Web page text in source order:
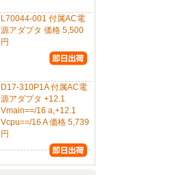
L70044-001 付属AC電
源アダプタ 価格 5,500
円
D17-310P1A 付属AC電
源アダプタ +12.1
Vmain==/16 a,+12.1
Vcpu==/16 A 価格 5,739
円